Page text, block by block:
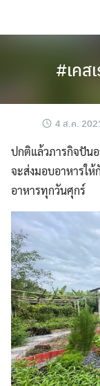
#เคส
4 ส.ค.
ปกติแล้วภารกิจปัน
จะส่งมอบอาหารใ
อาหารทุกวันศุกร์